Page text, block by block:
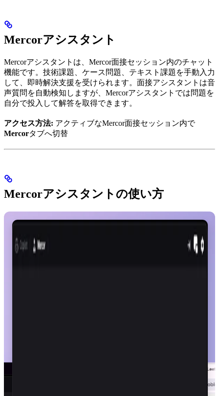
Mercorアシスタント
Mercorアシスタントは、Mercor面接セッション内のチャット
機能です。技術課題、ケース問題、テキスト課題を手動入力
して、即時解決支援を受けられます。面接アシスタントは音
声質問を自動検知しますが、Mercorアシスタントでは問題を
自分で投入して解答を取得できます。
アクセス方法: アクティブなMercor面接セッション内で
Mercorタブへ切替
Mercorアシスタントの使い方